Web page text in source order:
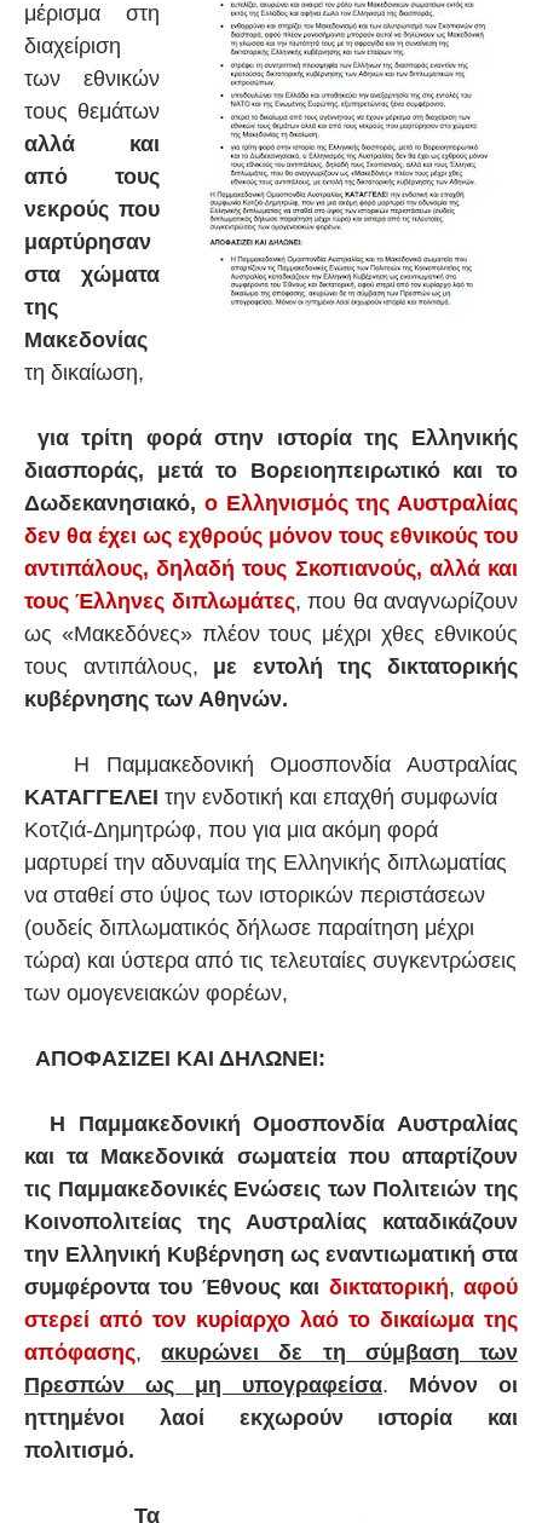
μέρισμα στη
διαχείριση
των εθνικών
τους θεμάτων
αλλά και
από τους
νεκρούς που
μαρτύρησαν
στα χώματα
της
Μακεδονίας
τη δικαίωση,
για τρίτη φορά στην ιστορία της Ελληνικής
διασποράς, μετά το Βορειοηπειρωτικό και το
Δωδεκανησιακό, ο Ελληνισμός της Αυστραλίας
δεν θα έχει ως εχθρούς μόνον τους εθνικούς του
αντιπάλους, δηλαδή τους Σκοπιανούς, αλλά και
τους Έλληνες διπλωμάτες, που θα αναγνωρίζουν
ως «Μακεδόνες» πλέον τους μέχρι χθες εθνικούς
τους αντιπάλους, με εντολή της δικτατορικής
κυβέρνησης των Αθηνών.
Η Παμμακεδονική Ομοσπονδία Αυστραλίας
ΚΑΤΑΓΓΕΛΕΙ την ενδοτική και επαχθή συμφωνία
Κοτζιά-Δημητρώφ, που για μια ακόμη φορά
μαρτυρεί την αδυναμία της Ελληνικής διπλωματίας
να σταθεί στο ύψος των ιστορικών περιστάσεων
(ουδείς διπλωματικός δήλωσε παραίτηση μέχρι
τώρα) και ύστερα από τις τελευταίες συγκεντρώσεις
των ομογενειακών φορέων,
ΑΠΟΦΑΣΙΖΕΙ ΚΑΙ ΔΗΛΩΝΕΙ:
Η Παμμακεδονική Ομοσπονδία Αυστραλίας
και τα Μακεδονικά σωματεία που απαρτίζουν
τις Παμμακεδονικές Ενώσεις των Πολιτειών της
Κοινοπολιτείας της Αυστραλίας
καταδικάζουν
την Ελληνική Κυβέρνηση ως εναντιωματική στα
συμφέροντα του Έθνους και δικτατορική,αφού
στερεί από τον κυρίαρχο λαό το δικαίωμα της
απόφασης,ακυρώνει δε τη σύμβαση των
Πρεσπών ως μη υπογραφείσα. Μόνον οι
ηττημένοι λαοί εκχωρούν ιστορία και
πολιτισμό.
Τα